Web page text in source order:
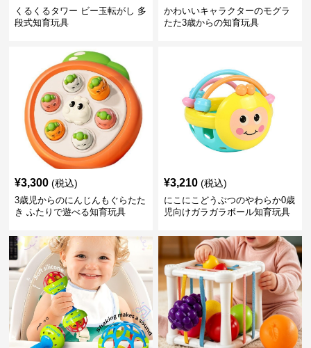
くるくるタワー ビー玉転がし 多
段式知育玩具
かわいいキャラクターのモグラ
たた3歳からの知育玩具
¥3,300 (税込)
3歳児からのにんじんもぐらたた
き ふたりで遊べる知育玩具
¥3,210 (税込)
にこにこどうぶつのやわらか0歳
児向けガラガラボール知育玩具